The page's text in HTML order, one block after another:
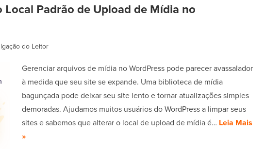
Local Padrão de Upload de Mídia no
do Leitor
Gerenciar arquivos de mídia no WordPress pode parecer avassalador
à medida que seu site se expande. Uma biblioteca de mídia
bagunçada pode deixar seu site lento e tornar atualizações simples
demoradas. Ajudamos muitos usuários do WordPress a limpar seus
sites e sabemos que alterar o local de upload de mídia é… Leia Mais
»